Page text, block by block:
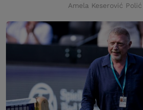
Amela Keserović Polić